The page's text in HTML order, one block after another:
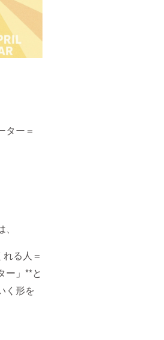
ター＝
る人＝
ー」**と
く形を